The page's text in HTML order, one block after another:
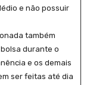
e não possuir
também
durante o
e os demais
ser feitas até dia